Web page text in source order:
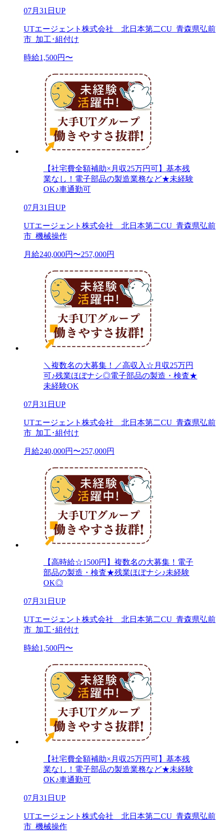
07月31日UP
UTエージェント株式会社 北日本第二CU_青森県弘前
市_加工･組付け
時給1,500円〜
【社宅費全額補助×月収25万円可】基本残
業なし！電子部品の製造業務など★未経験
OK♪車通勤可
07月31日UP
UTエージェント株式会社 北日本第二CU_青森県弘前
市_機械操作
月給240,000円〜257,000円
＼複数名の大募集！／高収入☆月収25万円
可♪残業ほぼナシ◎電子部品の製造・検査★
未経験OK
07月31日UP
UTエージェント株式会社 北日本第二CU_青森県弘前
市_加工･組付け
月給240,000円〜257,000円
【高時給☆1500円】複数名の大募集！電子
部品の製造・検査★残業ほぼナシ♪未経験
OK◎
07月31日UP
UTエージェント株式会社 北日本第二CU_青森県弘前
市_加工･組付け
時給1,500円〜
【社宅費全額補助×月収25万円可】基本残
業なし！電子部品の製造業務など★未経験
OK♪車通勤可
07月31日UP
UTエージェント株式会社 北日本第二CU_青森県弘前
市_機械操作